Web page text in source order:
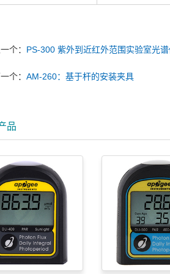
个： PS-300 紫外到近红外范围实验室光谱
个： AM-260：基于杆的安装夹具
品